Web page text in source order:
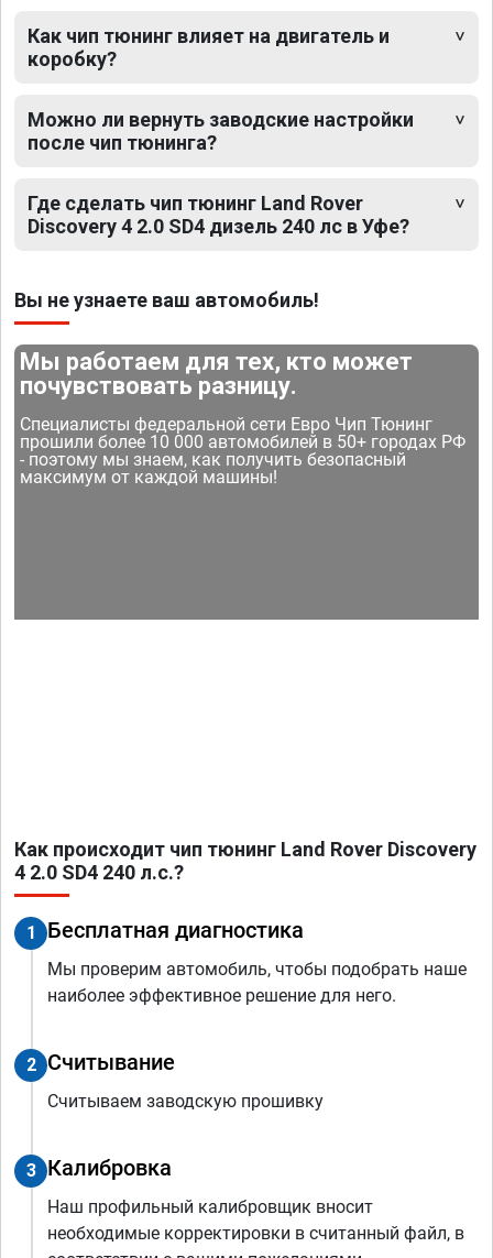
Как чип тюнинг влияет на двигатель и
коробку?
Можно ли вернуть заводские настройки
после чип тюнинга?
Где сделать чип тюнинг Land Rover
Discovery 4 2.0 SD4 дизель 240 лс в Уфе?
Вы не узнаете ваш автомобиль!
Мы работаем для тех, кто может
почувствовать разницу.
Специалисты федеральной сети Евро Чип Тюнинг
прошили более 10 000 автомобилей в 50+ городах РФ
- поэтому мы знаем, как получить безопасный
максимум от каждой машины!
Как происходит чип тюнинг Land Rover Discovery
4 2.0 SD4 240 л.с.?
1 Бесплатная диагностика
Мы проверим автомобиль, чтобы подобрать наше
наиболее эффективное решение для него.
2 Считывание
Считываем заводскую прошивку
3 Калибровка
Наш профильный калибровщик вносит
необходимые корректировки в считанный файл, в